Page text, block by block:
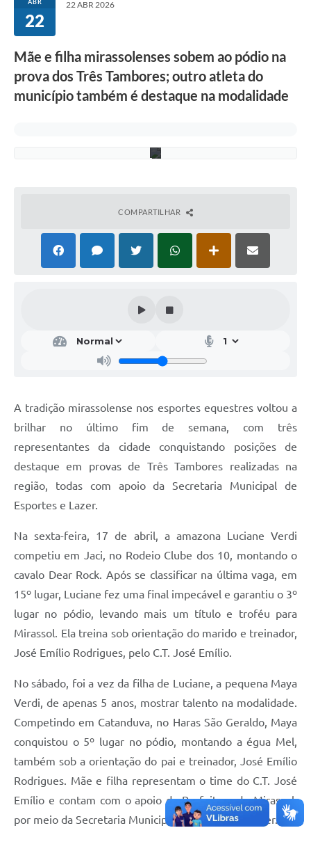
ABR
22
22 ABR 2026
Mãe e filha mirassolenses sobem ao pódio na
prova dos Três Tambores; outro atleta do
município também é destaque na modalidade
b
e
o
r
COMPARTILHAR
A tradição mirassolense nos esportes equestres voltou a
brilhar no último fim de semana, com três
representantes da cidade conquistando posições de
destaque em provas de Três Tambores realizadas na
região, todas com apoio da Secretaria Municipal de
Esportes e Lazer.
Na sexta-feira, 17 de abril, a amazona Luciane Verdi
competiu em Jaci, no Rodeio Clube dos 10, montando o
cavalo Dear Rock. Após se classificar na última vaga, em
15º lugar, Luciane fez uma final impecável e garantiu o 3º
lugar no pódio, levando mais um título e troféu para
Mirassol. Ela treina sob orientação do marido e treinador,
José Emílio Rodrigues, pelo C.T. José Emílio.
No sábado, foi a vez da filha de Luciane, a pequena Maya
Verdi, de apenas 5 anos, mostrar talento na modalidade.
Competindo em Catanduva, no Haras São Geraldo, Maya
conquistou o 5º lugar no pódio, montando a égua Mel,
também sob a orientação do pai e treinador, José Emílio
Rodrigues. Mãe e filha representam o time do C.T. José
Emílio e contam com o apoio da Prefeitura de Mirassol,
por meio da Secretaria Municipal de Esportes e Lazer.